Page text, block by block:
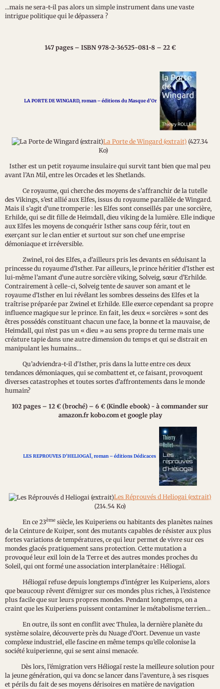
...mais ne sera-t-il pas alors un simple instrument dans une vaste
intrigue politique qui le dépassera ?
147 pages – ISBN 978-2-36525-081-8 – 22 €
LA PORTE DE WINGARD, roman –éditions du Masque d'Or
La Porte de Wingard (extrait) (427.34
Ko)
Isther est un petit royaume insulaire qui survit tant bien que mal peu
avant l’An Mil, entre les Orcades et les Shetlands.
Ce royaume, qui cherche des moyens de s’affranchir de la tutelle
des Vikings, s’est allié aux Elfes, issus du royaume parallèle de Wingard.
Mais il s’agit d’une tromperie : les Elfes sont conseillés par une sorcière,
Erhilde, qui se dit fille de Heimdall, dieu viking de la lumière. Elle indique
aux Elfes les moyens de conquérir Isther sans coup férir, tout en
exerçant sur le clan entier et surtout sur son chef une emprise
démoniaque et irréversible.
Zwinel, roi des Elfes, a d’ailleurs pris les devants en séduisant la
princesse du royaume d’Isther. Par ailleurs, le prince héritier d’Isther est
lui-même l’amant d’une autre sorcière viking, Solveig, sœur d’Erhilde.
Contrairement à celle-ci, Solveig tente de sauver son amant et le
royaume d’Isther en lui révélant les sombres desseins des Elfes et la
traîtrise préparée par Zwinel et Erhilde. Elle exerce cependant sa propre
influence magique sur le prince. En fait, les deux « sorcières » sont des
êtres possédés constituant chacun une face, la bonne et la mauvaise, de
Heimdall, qui n’est pas un « dieu » au sens propre du terme mais une
créature tapie dans une autre dimension du temps et qui se distrait en
manipulant les humains…
Qu’adviendra-t-il d'Isther, pris dans la lutte entre ces deux
tendances démoniaques, qui se combattent et, ce faisant, provoquent
diverses catastrophes et toutes sortes d’affrontements dans le monde
humain?
102 pages – 12 € (broché) – 6 € (Kindle ebook) - à commander sur
amazon.fr kobo.com et google play
LES REPROUVES D'HELIOGAÏ, roman –éditions Dédicaces
Les Réprouvés d Heliogai (extrait)
(214.54 Ko)
En ce 23ème siècle, les Kuiperiens ou habitants des planètes naines
de la Ceinture de Kuiper, sont des mutants capables de résister aux plus
fortes variations de températures, ce qui leur permet de vivre sur ces
mondes glacés pratiquement sans protection. Cette mutation a
provoqué leur exil loin de la Terre et des autres mondes proches du
Soleil, qui ont formé une association interplanétaire : Héliogaï.
Héliogaï refuse depuis longtemps d’intégrer les Kuiperiens, alors
que beaucoup rêvent d’émigrer sur ces mondes plus riches, à l’existence
plus facile que sur leurs propres mondes. Pendant longtemps, on a
craint que les Kuiperiens puissent contaminer le métabolisme terrien…
En outre, ils sont en conflit avec Thulea, la dernière planète du
système solaire, découverte près du Nuage d’Oort. Devenue un vaste
complexe industriel, elle fascine en même temps qu’elle colonise la
société kuiperienne, qui se sent ainsi menacée.
Dès lors, l’émigration vers Héliogaï reste la meilleure solution pour
la jeune génération, qui va donc se lancer dans l’aventure, à ses risques
et périls du fait de ses moyens dérisoires en matière de navigation